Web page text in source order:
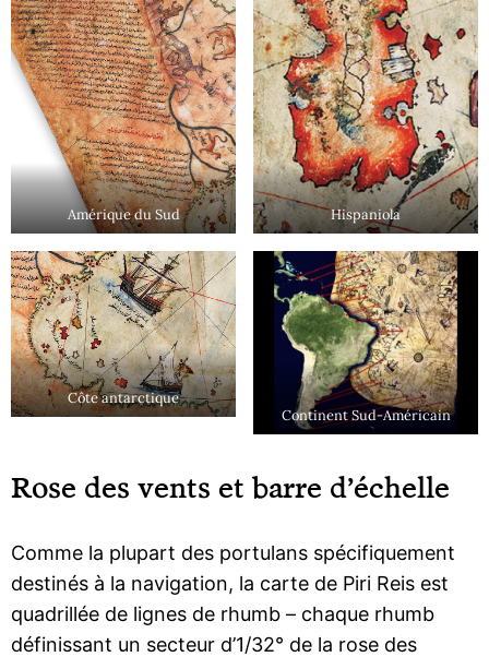
Amérique du Sud Hispaniola
Côte antarctique
Continent Sud-Américain
Rose des vents et barre d’échelle
Comme la plupart des portulans spécifiquement
destinés à la navigation, la carte de Piri Reis est
quadrillée de lignes de rhumb – chaque rhumb
définissant un secteur d’1/32° de la rose des